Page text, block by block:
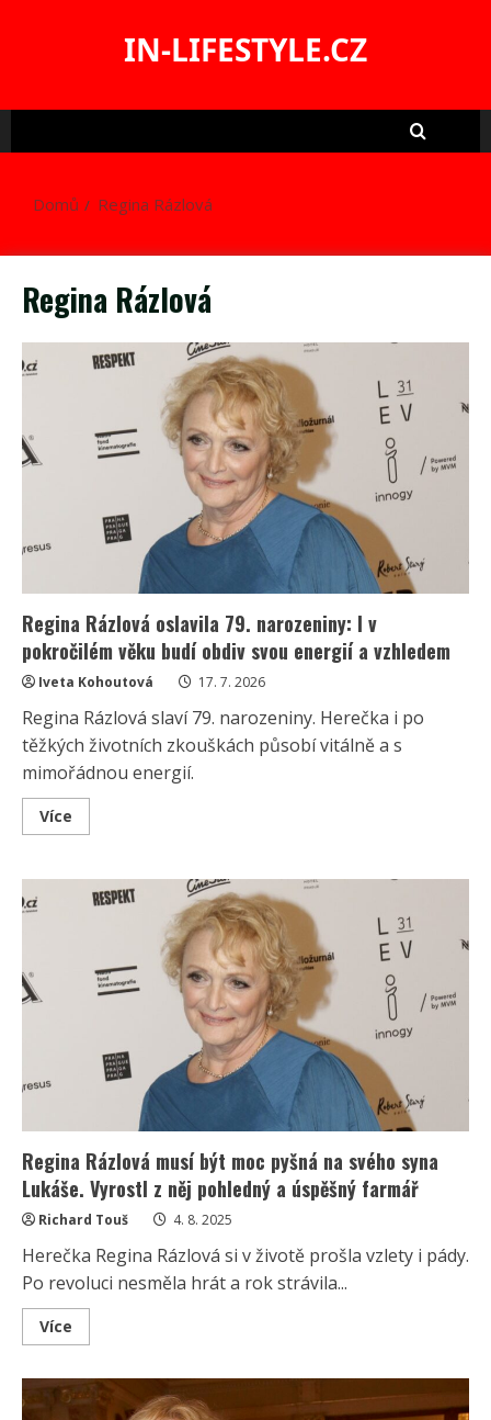
IN-LIFESTYLE.CZ
Domů Regina Rázlová
Regina Rázlová
Regina Rázlová oslavila 79. narozeniny: I v
pokročilém věku budí obdiv svou energií a vzhledem
Iveta Kohoutová 17. 7. 2026
Regina Rázlová slaví 79. narozeniny. Herečka i po
těžkých životních zkouškách působí vitálně a s
mimořádnou energií.
Více
more
Rázlová
oslavila
pokročilém
věku
budí
vzhledem
Regina Rázlová musí být moc pyšná na svého syna
Lukáše. Vyrostl z něj pohledný a úspěšný farmář
Richard Touš 4. 8. 2025
Herečka Regina Rázlová si v životě prošla vzlety i pády.
Po revoluci nesměla hrát a rok strávila...
Více
more
Rázlová
musí